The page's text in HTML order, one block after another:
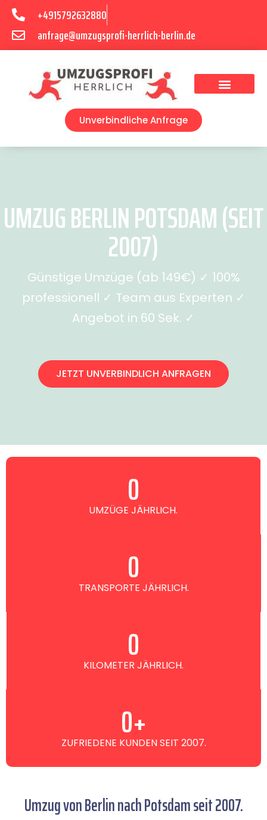
+4915792632880
anfrage@umzugsprofi-herrlich-berlin.de
Unverbindliche Anfrage
UMZUG BERLIN POTSDAM (SEIT
2007)
Günstige Umzüge (ab 149€) ✓ 100%
professionell ✓ Team aus Experten ✓
Angebot in 60 Sek. ✓
JETZT UNVERBINDLICH ANFRAGEN
UMZÜGE JÄHRLICH.
0
TRANSPORTE JÄHRLICH.
0
KILOMETER JÄHRLICH.
0
ZUFRIEDENE KUNDEN SEIT 2007.
0+
Umzug von Berlin nach Potsdam seit 2007.